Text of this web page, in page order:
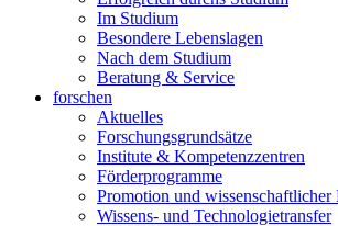
Im Studium
Besondere Lebenslagen
Nach dem Studium
Beratung & Service
forschen
Aktuelles
Forschungsgrundsätze
Institute & Kompetenzzentren
Förderprogramme
Promotion und wissenschaftlicher
Wissens- und Technologietransfer